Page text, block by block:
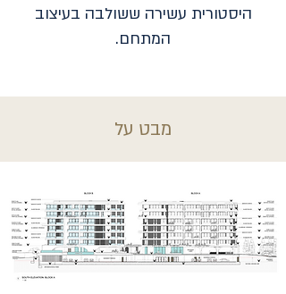
היסטורית עשירה ששולבה בעיצוב
המתחם.
מבט על